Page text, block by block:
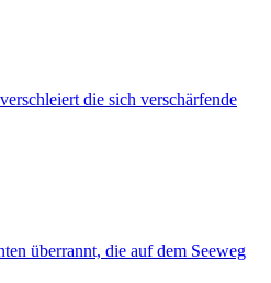
die sich verschärfende
überrannt, die auf dem Seeweg